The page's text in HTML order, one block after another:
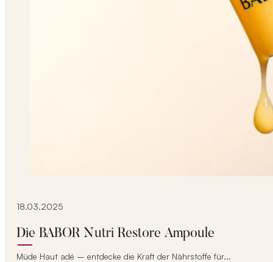
18.03.2025
Die BABOR Nutri Restore Ampoule
Müde Haut adé – entdecke die Kraft der Nährstoffe für...